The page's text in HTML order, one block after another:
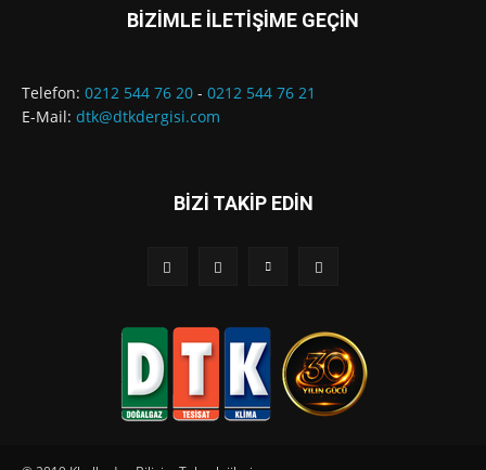
BİZİMLE İLETİŞİME GEÇİN
Telefon: 0212 544 76 20 - 0212 544 76 21
E-Mail: dtk@dtkdergisi.com
BİZİ TAKİP EDİN